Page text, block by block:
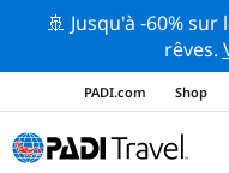
🚢 Jusqu'à -60%
rêves.
PADI.com Shop